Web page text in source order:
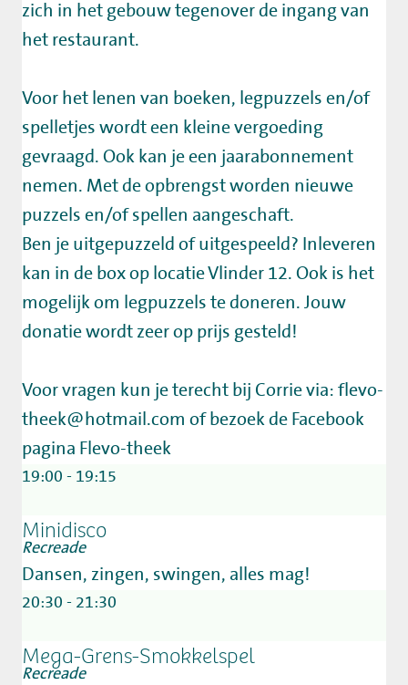
zich in het gebouw tegenover de ingang van
het restaurant.
Voor het lenen van boeken, legpuzzels en/of
spelletjes wordt een kleine vergoeding
gevraagd. Ook kan je een jaarabonnement
nemen. Met de opbrengst worden nieuwe
puzzels en/of spellen aangeschaft.
Ben je uitgepuzzeld of uitgespeeld? Inleveren
kan in de box op locatie Vlinder 12. Ook is het
mogelijk om legpuzzels te doneren. Jouw
donatie wordt zeer op prijs gesteld!
Voor vragen kun je terecht bij Corrie via: flevo-
theek@hotmail.com of bezoek de Facebook
pagina Flevo-theek
19:00 - 19:15
Minidisco
Recreade
Dansen, zingen, swingen, alles mag!
20:30 - 21:30
Mega-Grens-Smokkelspel
Recreade